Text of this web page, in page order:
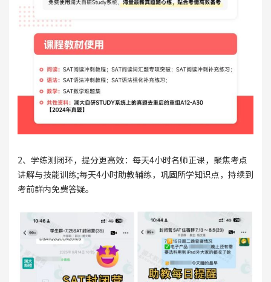
2、学练测闭环，提分更高效：每天4小时名师正课，聚焦考点
讲解与技能训练;每天4小时助教辅练，巩固所学知识点，持续到
考前群内免费答疑。